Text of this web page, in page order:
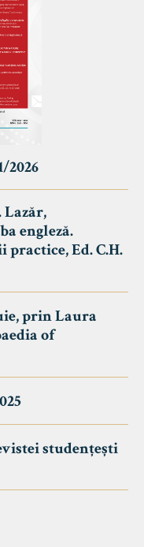
2026
engleză.
practice, Ed. C.H.
prin Laura
of
studențești